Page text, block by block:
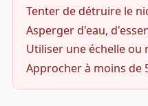
Tenter de détruire le
Asperger d'eau,
Utiliser une échelle ou
Approcher à moins de